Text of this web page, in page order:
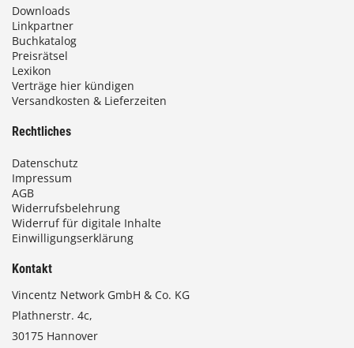
Downloads
Linkpartner
Buchkatalog
Preisrätsel
Lexikon
Verträge hier kündigen
Versandkosten & Lieferzeiten
Rechtliches
Datenschutz
Impressum
AGB
Widerrufsbelehrung
Widerruf für digitale Inhalte
Einwilligungserklärung
Kontakt
Vincentz Network GmbH & Co. KG
Plathnerstr. 4c,
30175 Hannover